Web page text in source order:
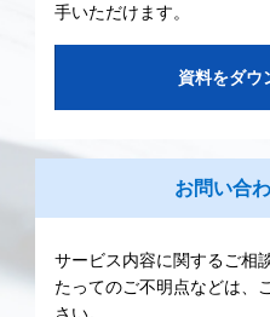
手いただけます。
資料をダウ
お問い合
サービス内容に関するご相
たってのご不明点などは、
さい。